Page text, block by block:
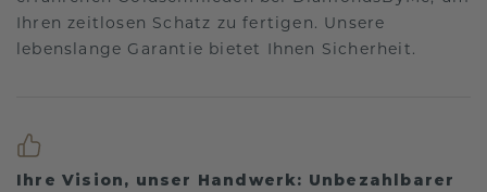
Ihren zeitlosen Schatz zu fertigen. Unsere
lebenslange Garantie bietet Ihnen Sicherheit.
Ihre Vision, unser Handwerk: Unbezahlbarer